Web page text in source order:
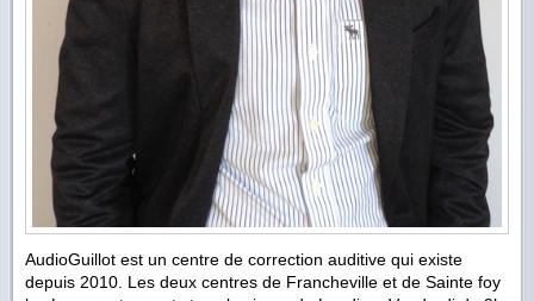
AudioGuillot est un centre de correction auditive qui existe
depuis 2010. Les deux centres de Francheville et de Sainte foy